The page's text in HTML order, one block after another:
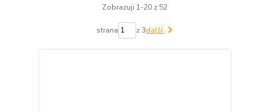
Zobrazuji 1-20 z 52
strana z 3další